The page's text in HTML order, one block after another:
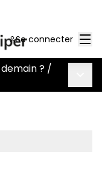
Se connecter
? /